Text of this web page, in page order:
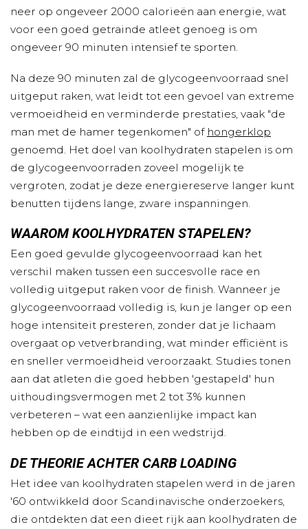
neer op ongeveer 2000 calorieën aan energie, wat
voor een goed getrainde atleet genoeg is om
ongeveer 90 minuten intensief te sporten.
Na deze 90 minuten zal de glycogeenvoorraad snel
uitgeput raken, wat leidt tot een gevoel van extreme
vermoeidheid en verminderde prestaties, vaak "de
man met de hamer tegenkomen" of hongerklop
genoemd. Het doel van koolhydraten stapelen is om
de glycogeenvoorraden zoveel mogelijk te
vergroten, zodat je deze energiereserve langer kunt
benutten tijdens lange, zware inspanningen.
WAAROM KOOLHYDRATEN STAPELEN?
Een goed gevulde glycogeenvoorraad kan het
verschil maken tussen een succesvolle race en
volledig uitgeput raken voor de finish. Wanneer je
glycogeenvoorraad volledig is, kun je langer op een
hoge intensiteit presteren, zonder dat je lichaam
overgaat op vetverbranding, wat minder efficiënt is
en sneller vermoeidheid veroorzaakt. Studies tonen
aan dat atleten die goed hebben 'gestapeld' hun
uithoudingsvermogen met 2 tot 3% kunnen
verbeteren – wat een aanzienlijke impact kan
hebben op de eindtijd in een wedstrijd.
DE THEORIE ACHTER CARB LOADING
Het idee van koolhydraten stapelen werd in de jaren
'60 ontwikkeld door Scandinavische onderzoekers,
die ontdekten dat een dieet rijk aan koolhydraten de